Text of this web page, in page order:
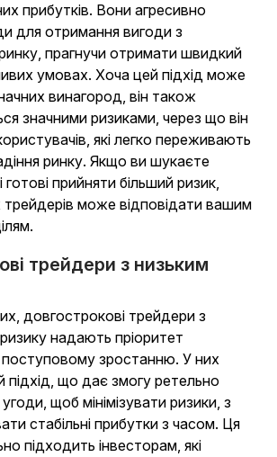
прибутків. Вони агресивно
для отримання вигоди з
ринку, прагнучи отримати швидкий
умовах. Хоча цей підхід може
винагород, він також
значними ризиками, через що він
які легко переживають
ринку. Якщо ви шукаєте
прийняти більший ризик,
трейдерів може відповідати вашим
трейдери з низьким
довгострокові трейдери з
надають пріоритет
поступовому зростанню. У них
підхід, що дає змогу ретельно
щоб мінімізувати ризики, з
стабільні прибутки з часом. Ця
підходить інвесторам, які